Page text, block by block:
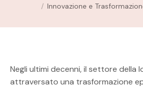
Innovazione e
Negli ultimi decenni, il settore della
attraversato una trasformazione